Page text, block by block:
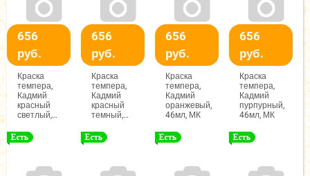
656
руб.
Краска
темпера,
Кадмий
красный
светлый,
656
руб.
Краска
темпера,
Кадмий
красный
темный,
656
руб.
Краска
темпера,
Кадмий
оранжевый,
46мл, МК
656
руб.
Краска
темпера,
Кадмий
пурпурный,
46мл, МК